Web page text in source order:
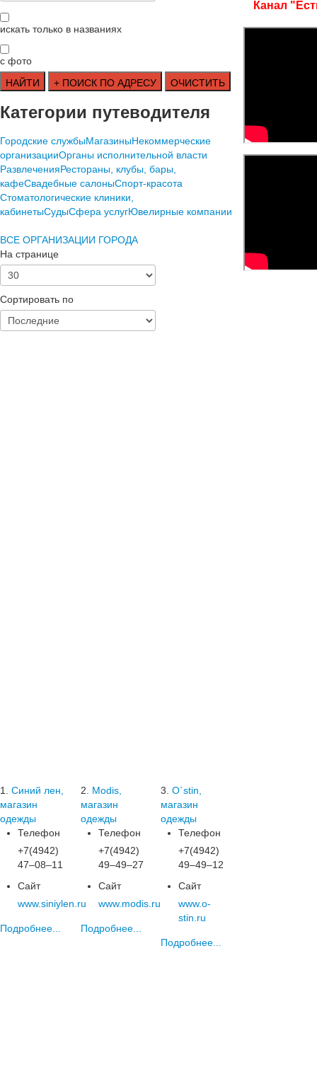
искать только в названиях
с фото
Категории путеводителя
Городские службыМагазиныНекоммерческие
организацииОрганы исполнительной власти
РазвлеченияРестораны, клубы, бары,
кафеСвадебные салоныСпорт-красота
Стоматологические клиники,
кабинетыСудыСфера услугЮвелирные компании
ВСЕ ОРГАНИЗАЦИИ ГОРОДА
На странице
Сортировать по
1.
Синий лен,
магазин
одежды
Телефон
+7(4942)
47‒08‒11
Сайт
www.siniylen.ru
Подробнее...
2.
Modis,
магазин
одежды
Телефон
+7(4942)
49‒49‒27
Сайт
www.modis.ru
Подробнее...
3. O`stin,
магазин
одежды
Телефон
+7(4942)
49‒49‒12
Сайт
www.o-
stin.ru
Подробнее...
Канал